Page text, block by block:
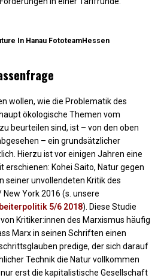
In Hanau FototeamHessen
wollen, wie die Problematik des
ökologische Themen vom
beurteilen sind, ist – von den oben
– ein grundsätzlicher
Hierzu ist vor einigen Jahren eine
Kohei Saito, Natur gegen
seiner unvollendeten Kritik des
York 2016 (s. unsere
5/6 2018). Diese Studie
Kritiker:innen des Marxismus häufig
Marx in seinen Schriften einen
predige, der sich darauf
Technik die Natur vollkommen
erst die kapitalistische Gesellschaft